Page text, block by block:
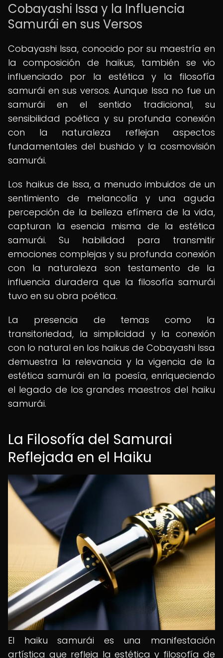
Cobayashi Issa y la Influencia
Samurái en sus Versos
Cobayashi Issa, conocido por su maestría en
la composición de haikus, también se vio
influenciado por la estética y la filosofía
samurái en sus versos. Aunque Issa no fue un
samurái en el sentido tradicional, su
sensibilidad poética y su profunda conexión
con la naturaleza reflejan aspectos
fundamentales del bushido y la cosmovisión
samurái.
Los haikus de Issa, a menudo imbuidos de un
sentimiento de melancolía y una aguda
percepción de la belleza efímera de la vida,
capturan la esencia misma de la estética
samurái. Su habilidad para transmitir
emociones complejas y su profunda conexión
con la naturaleza son testamento de la
influencia duradera que la filosofía samurái
tuvo en su obra poética.
La presencia de temas como la
transitoriedad, la simplicidad y la conexión
con lo natural en los haikus de Cobayashi Issa
demuestra la relevancia y la vigencia de la
estética samurái en la poesía, enriqueciendo
el legado de los grandes maestros del haiku
samurái.
La Filosofía del Samurai
Reflejada en el Haiku
El haiku samurái es una manifestación
artística que refleja la estética y filosofía de